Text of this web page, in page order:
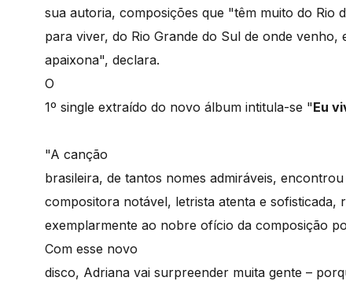
sua autoria, composições que "têm muito do Rio
para viver, do Rio Grande do Sul de onde venho,
apaixona", declara.
O
1º single extraído do novo álbum intitula-se "Eu
"A canção
brasileira, de tantos nomes admiráveis,
compositora notável, letrista atenta e sofisticada,
exemplarmente ao nobre ofício da composição
Com esse novo
disco, Adriana vai surpreender muita gente –